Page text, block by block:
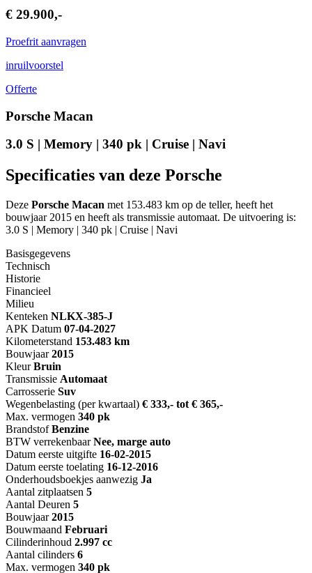
€ 29.900,-
Proefrit aanvragen
inruilvoorstel
Offerte
Porsche Macan
3.0 S | Memory | 340 pk | Cruise | Navi
Specificaties van deze Porsche
Deze Porsche Macan met 153.483 km op de teller, heeft het
bouwjaar 2015 en heeft als transmissie automaat. De uitvoering is:
3.0 S | Memory | 340 pk | Cruise | Navi
Basisgegevens
Technisch
Historie
Financieel
Milieu
Kenteken NLKX-385-J
APK Datum 07-04-2027
Kilometerstand 153.483 km
Bouwjaar 2015
Kleur Bruin
Transmissie Automaat
Carrosserie Suv
Wegenbelasting (per kwartaal) € 333,- tot € 365,-
Max. vermogen 340 pk
Brandstof Benzine
BTW verrekenbaar Nee, marge auto
Datum eerste uitgifte 16-02-2015
Datum eerste toelating 16-12-2016
Onderhoudsboekjes aanwezig Ja
Aantal zitplaatsen 5
Aantal Deuren 5
Bouwjaar 2015
Bouwmaand Februari
Cilinderinhoud 2.997 cc
Aantal cilinders 6
Max. vermogen 340 pk